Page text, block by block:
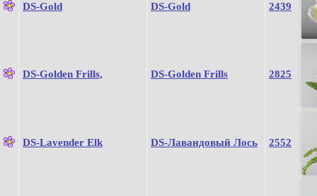
DS-Gold DS-Gold 2439
DS-Golden Frills, DS-Golden Frills 2825
DS-Lavender Elk DS-Лавандовый Лось 2552